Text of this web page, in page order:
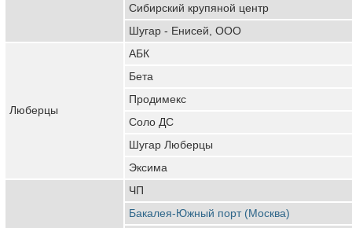
Сибирский крупяной центр
Шугар - Енисей, ООО
Люберцы
АБК
Бета
Продимекс
Соло ДС
Шугар Люберцы
Эксима
ЧП
Бакалея-Южный порт (Москва)